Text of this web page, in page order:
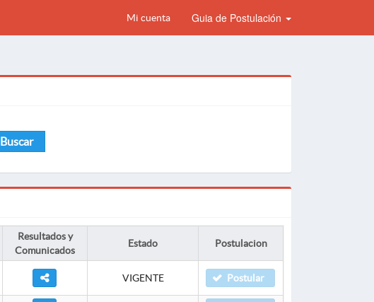
Mi cuenta Guia de Postulación
Buscar
Resultados y
Comunicados
Estado Postulacion
VIGENTE Postular